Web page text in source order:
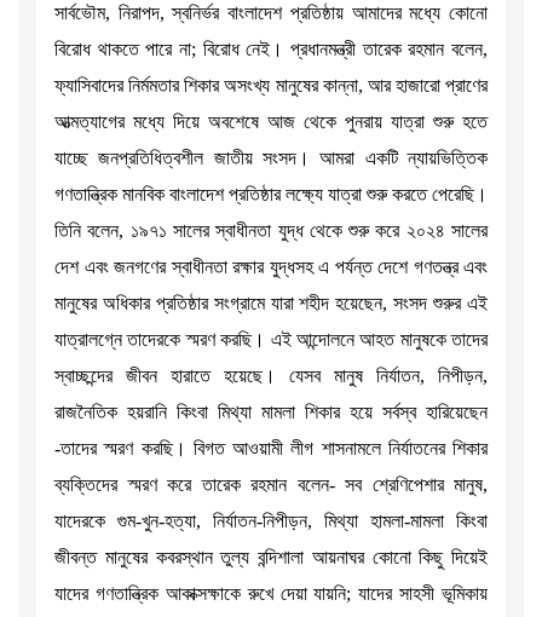
সার্বভৌম, নিরাপদ, স্বনির্ভর বাংলাদেশ প্রতিষ্ঠায় আমাদের মধ্যে কোনো
বিরোধ থাকতে পারে না; বিরোধ নেই। প্রধানমন্ত্রী তারেক রহমান বলেন,
ফ্যাসিবাদের নির্মমতার শিকার অসংখ্য মানুষের কান্না, আর হাজারো প্রাণের
আত্মত্যাগের মধ্যে দিয়ে অবশেষে আজ থেকে পুনরায় যাত্রা শুরু হতে
যাচ্ছে জনপ্রতিধিত্বশীল জাতীয় সংসদ। আমরা একটি ন্যায়ভিত্তিক
গণতান্ত্রিক মানবিক বাংলাদেশ প্রতিষ্ঠার লক্ষ্যে যাত্রা শুরু করতে পেরেছি।
তিনি বলেন, ১৯৭১ সালের স্বাধীনতা যুদ্ধ থেকে শুরু করে ২০২৪ সালের
দেশ এবং জনগণের স্বাধীনতা রক্ষার যুদ্ধসহ এ পর্যন্ত দেশে গণতন্ত্র এবং
মানুষের অধিকার প্রতিষ্ঠার সংগ্রামে যারা শহীদ হয়েছেন, সংসদ শুরুর এই
যাত্রালগ্নে তাদেরকে স্মরণ করছি। এই আন্দোলনে আহত মানুষকে তাদের
স্বাচ্ছন্দের জীবন হারাতে হয়েছে। যেসব মানুষ নির্যাতন, নিপীড়ন,
রাজনৈতিক হয়রানি কিংবা মিথ্যা মামলা শিকার হয়ে সর্বস্ব হারিয়েছেন
-তাদের স্মরণ করছি। বিগত আওয়ামী লীগ শাসনামলে নির্যাতনের শিকার
ব্যক্তিদের স্মরণ করে তারেক রহমান বলেন- সব শ্রেণিপেশার মানুষ,
যাদেরকে গুম-খুন-হত্যা, নির্যাতন-নিপীড়ন, মিথ্যা হামলা-মামলা কিংবা
জীবন্ত মানুষের কবরস্থান তুল্য বন্দিশালা আয়নাঘর কোনো কিছু দিয়েই
যাদের গণতান্ত্রিক আকাক্সক্ষাকে রুখে দেয়া যায়নি; যাদের সাহসী ভূমিকায়